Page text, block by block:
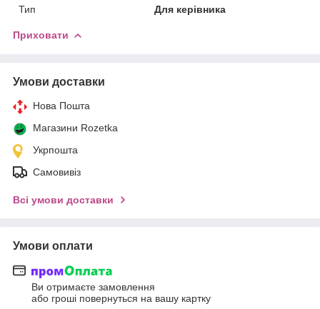
Тип Для керівника
Приховати
Умови доставки
Нова Пошта
Магазини Rozetka
Укрпошта
Самовивіз
Всі умови доставки
Умови оплати
Ви отримаєте замовлення
або гроші повернуться на вашу картку